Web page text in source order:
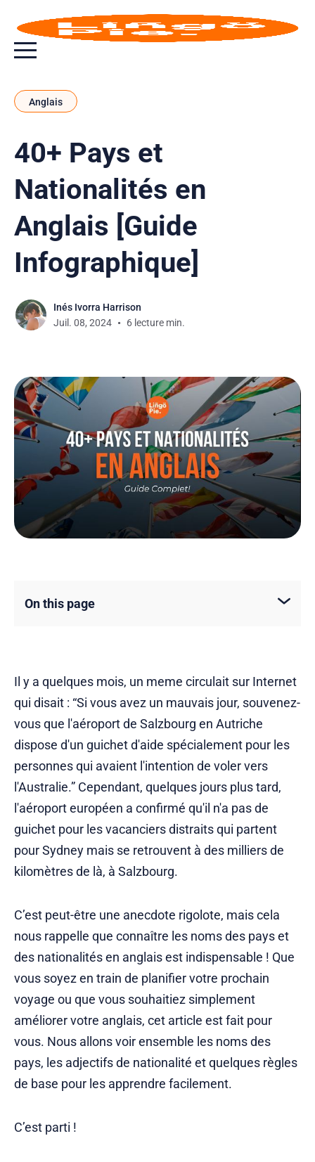
Bouton bascule de menu
Anglais
40+ Pays et
Nationalités en
Anglais [Guide
Infographique]
Inés Ivorra Harrison
Juil. 08, 2024
6 lecture min.
On this page
Il y a quelques mois, un meme circulait sur Internet
qui disait : “Si vous avez un mauvais jour, souvenez-
vous que l'aéroport de Salzbourg en Autriche
dispose d'un guichet d'aide spécialement pour les
personnes qui avaient l'intention de voler vers
l'Australie.” Cependant, quelques jours plus tard,
l'aéroport européen a confirmé qu'il n'a pas de
guichet pour les vacanciers distraits qui partent
pour Sydney mais se retrouvent à des milliers de
kilomètres de là, à Salzbourg.
C’est peut-être une anecdote rigolote, mais cela
nous rappelle que connaître les noms des pays et
des nationalités en anglais est indispensable ! Que
vous soyez en train de planifier votre prochain
voyage ou que vous souhaitiez simplement
améliorer votre anglais, cet article est fait pour
vous. Nous allons voir ensemble les noms des
pays, les adjectifs de nationalité et quelques règles
de base pour les apprendre facilement.
C’est parti !